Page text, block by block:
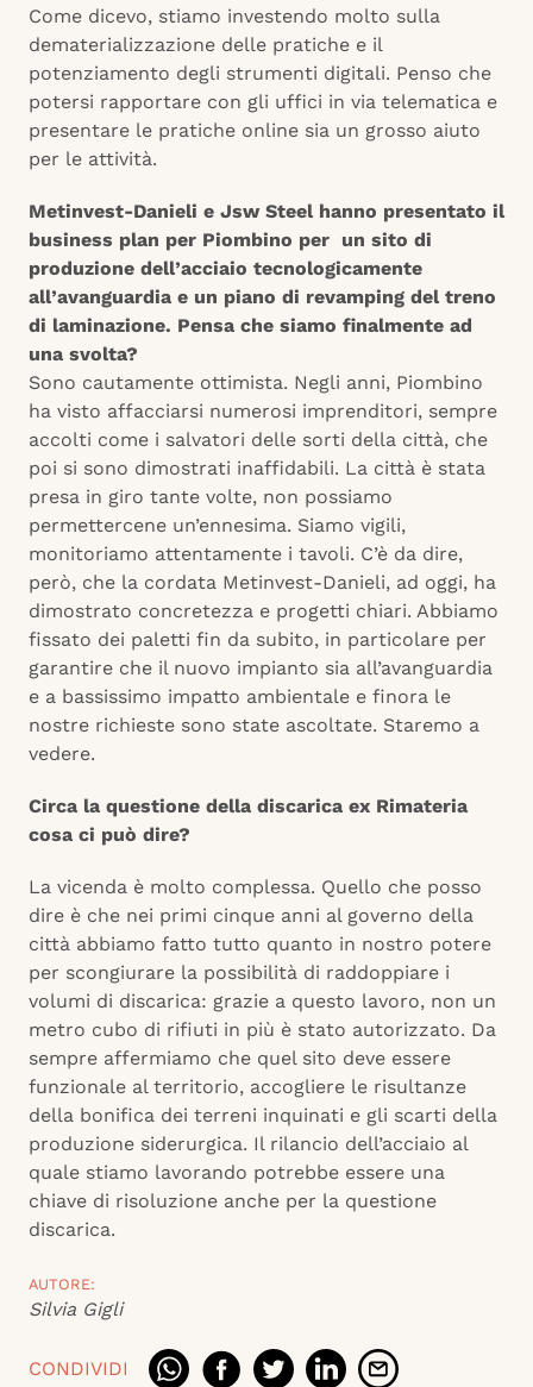
Come dicevo, stiamo investendo molto sulla
dematerializzazione delle pratiche e il
potenziamento degli strumenti digitali. Penso che
potersi rapportare con gli uffici in via telematica e
presentare le pratiche online sia un grosso aiuto
per le attività.
Metinvest-Danieli e Jsw Steel hanno presentato il
business plan per Piombino per un sito di
produzione dell’acciaio tecnologicamente
all’avanguardia e un piano di revamping del treno
di laminazione. Pensa che siamo finalmente ad
una svolta?
Sono cautamente ottimista. Negli anni, Piombino
ha visto affacciarsi numerosi imprenditori, sempre
accolti come i salvatori delle sorti della città, che
poi si sono dimostrati inaffidabili. La città è stata
presa in giro tante volte, non possiamo
permettercene un’ennesima. Siamo vigili,
monitoriamo attentamente i tavoli. C’è da dire,
però, che la cordata Metinvest-Danieli, ad oggi, ha
dimostrato concretezza e progetti chiari. Abbiamo
fissato dei paletti fin da subito, in particolare per
garantire che il nuovo impianto sia all’avanguardia
e a bassissimo impatto ambientale e finora le
nostre richieste sono state ascoltate. Staremo a
vedere.
Circa la questione della discarica ex Rimateria
cosa ci può dire?
La vicenda è molto complessa. Quello che posso
dire è che nei primi cinque anni al governo della
città abbiamo fatto tutto quanto in nostro potere
per scongiurare la possibilità di raddoppiare i
volumi di discarica: grazie a questo lavoro, non un
metro cubo di rifiuti in più è stato autorizzato. Da
sempre affermiamo che quel sito deve essere
funzionale al territorio, accogliere le risultanze
della bonifica dei terreni inquinati e gli scarti della
produzione siderurgica. Il rilancio dell’acciaio al
quale stiamo lavorando potrebbe essere una
chiave di risoluzione anche per la questione
discarica.
AUTORE:
Silvia Gigli
CONDIVIDI